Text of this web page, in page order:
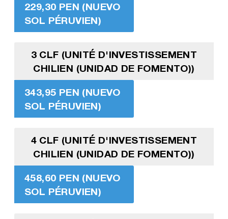
229,30 PEN (NUEVO
SOL PÉRUVIEN)
3 CLF (UNITÉ D'INVESTISSEMENT
CHILIEN (UNIDAD DE FOMENTO))
343,95 PEN (NUEVO
SOL PÉRUVIEN)
4 CLF (UNITÉ D'INVESTISSEMENT
CHILIEN (UNIDAD DE FOMENTO))
458,60 PEN (NUEVO
SOL PÉRUVIEN)